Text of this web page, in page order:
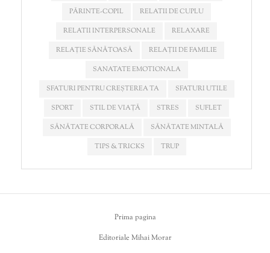
PĂRINTE-COPIL
RELATII DE CUPLU
RELATII INTERPERSONALE
RELAXARE
RELAȚIE SĂNĂTOASĂ
RELAȚII DE FAMILIE
SANATATE EMOTIONALA
SFATURI PENTRU CREȘTEREA TA
SFATURI UTILE
SPORT
STIL DE VIAȚĂ STRES
SUFLET
SĂNĂTATE CORPORALĂ
SĂNĂTATE MINTALĂ
TIPS & TRICKS
TRUP
Prima pagina
Editoriale Mihai Morar